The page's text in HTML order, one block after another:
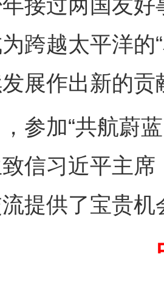
接过两国友
跨越太平洋的
展作出新的贡
加“共航蔚蓝
信习近平主席
提供了宝贵机